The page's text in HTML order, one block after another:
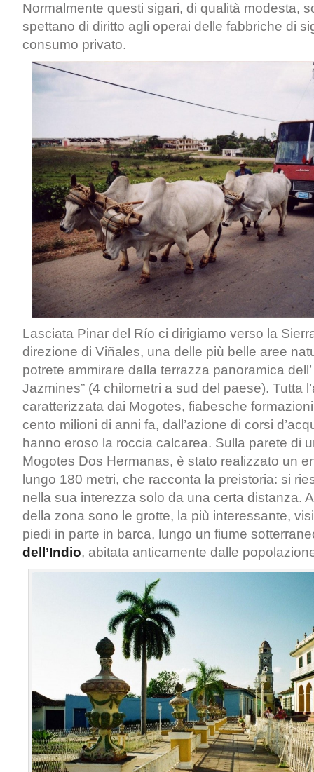
Normalmente questi sigari, di qualità modesta,
spettano di diritto agli operai delle fabbriche di
consumo privato.
Lasciata Pinar del Río ci dirigiamo verso la
direzione di Viñales, una delle più belle aree
potrete ammirare dalla terrazza panoramica dell’
Jazmines” (4 chilometri a sud del paese). Tutta
caratterizzata dai Mogotes, fiabesche
cento milioni di anni fa, dall’azione di corsi
hanno eroso la roccia calcarea. Sulla parete di
Mogotes Dos Hermanas, è stato realizzato un
lungo 180 metri, che racconta la preistoria: si
nella sua interezza solo da una certa distanza.
della zona sono le grotte, la più interessante,
piedi in parte in barca, lungo un fiume
dell’Indio, abitata anticamente dalle